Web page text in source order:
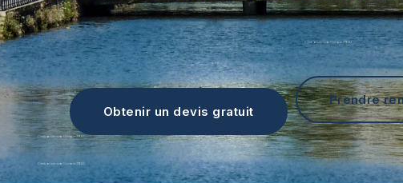
Création site web Quimper 29000
Obtenir un devis gratuit
Création site web Quimper 29000
Création site web Quimper 29000
Prendre